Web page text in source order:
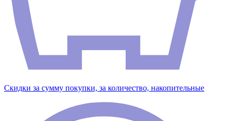
Скидки за сумму покупки, за количество, накопительные